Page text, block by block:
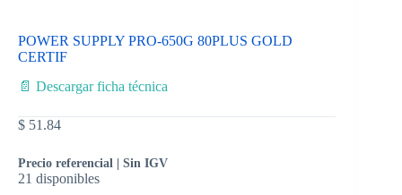
POWER SUPPLY PRO-650G 80PLUS GOLD
CERTIF
📄 Descargar ficha técnica
$ 51.84
Precio referencial | Sin IGV
21 disponibles